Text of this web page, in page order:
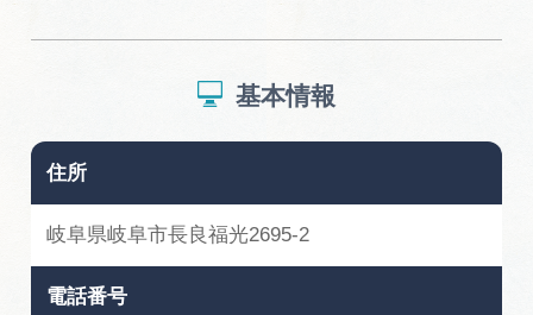
サイトポリシー
基本情報
住所
岐阜県岐阜市長良福光2695-2
電話番号